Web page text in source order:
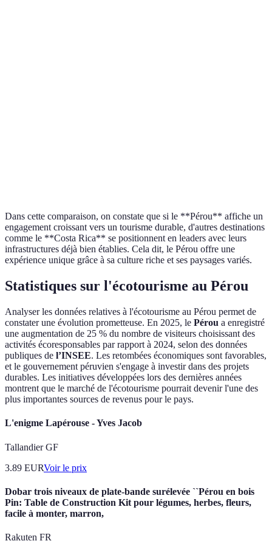
Dans cette comparaison, on constate que si le **Pérou** affiche un
engagement croissant vers un tourisme durable, d'autres destinations
comme le **Costa Rica** se positionnent en leaders avec leurs
infrastructures déjà bien établies. Cela dit, le Pérou offre une
expérience unique grâce à sa culture riche et ses paysages variés.
Statistiques sur l'écotourisme au Pérou
Analyser les données relatives à l'écotourisme au Pérou permet de
constater une évolution prometteuse. En 2025, le Pérou a enregistré
une augmentation de 25 % du nombre de visiteurs choisissant des
activités écoresponsables par rapport à 2024, selon des données
publiques de l’INSEE. Les retombées économiques sont favorables,
et le gouvernement péruvien s'engage à investir dans des projets
durables. Les initiatives développées lors des dernières années
montrent que le marché de l'écotourisme pourrait devenir l'une des
plus importantes sources de revenus pour le pays.
L'enigme Lapérouse - Yves Jacob
Tallandier GF
3.89 EURVoir le prix
Dobar trois niveaux de plate-bande surélevée ``Pérou en bois
Pin: Table de Construction Kit pour légumes, herbes, fleurs,
facile à monter, marron,
Rakuten FR